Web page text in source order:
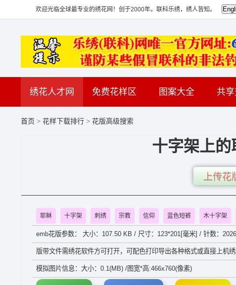
欢迎光临全球最专业的绣花网！创于2000年。联科乐绣，绣人皆知。
绣花人才网 免费花样区 图案大全 共
首页 > 花样下载排行 > 花版高级搜索
十字架上
上传花
耶稣 十字架 刺绣 宗教 信仰 蓝色短裤 木十字架
emb花版参数： 大小：107.50 KB / 尺寸：123*201[毫米] / 针数：
版带文件需绣花软件方可打开，可配色打印导出各种格式或直接上机
模拟图片信息：大小：0.1(MB) /图宽*高:466x760(像素)